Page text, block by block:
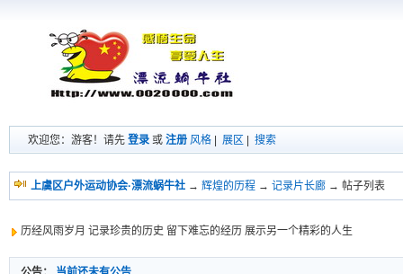
欢迎您：游客！请先 登录 或 注册 风格 展区 搜索
上虞区户外运动协会·漂流蜗牛社 → 辉煌的历程 → 记录片长廊 → 帖子列表
历经风雨岁月 记录珍贵的历史 留下难忘的经历 展示另一个精彩的人生